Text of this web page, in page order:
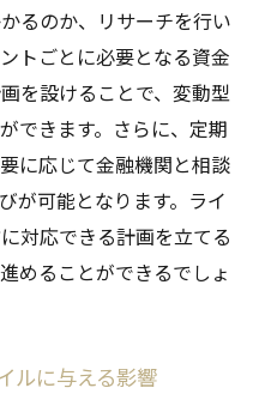
るのか、リサーチを行い
トごとに必要となる資金
を設けることで、変動型
できます。さらに、定期
に応じて金融機関と相談
が可能となります。ライ
対応できる計画を立てる
めることができるでしょ
ルに与える影響